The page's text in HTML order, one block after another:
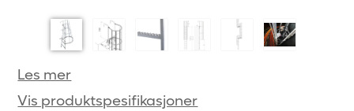
Les mer
Vis produktspesifikasjoner